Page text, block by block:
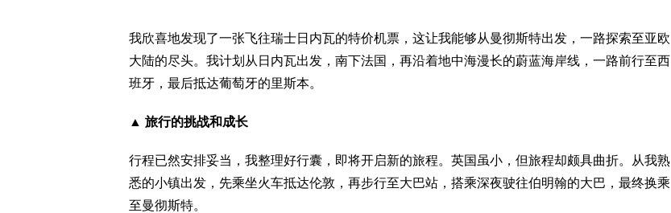
我欣喜地发现了一张飞往瑞士日内瓦的特价机票，这让我能够从曼彻斯特出发，一路探索至亚欧
大陆的尽头。我计划从日内瓦出发，南下法国，再沿着地中海漫长的蔚蓝海岸线，一路前行至西
班牙，最后抵达葡萄牙的里斯本。
▲ 旅行的挑战和成长
行程已然安排妥当，我整理好行囊，即将开启新的旅程。英国虽小，但旅程却颇具曲折。从我熟
悉的小镇出发，先乘坐火车抵达伦敦，再步行至大巴站，搭乘深夜驶往伯明翰的大巴，最终换乘
至曼彻斯特。